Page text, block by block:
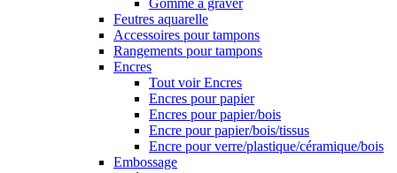
Gomme à graver
Feutres aquarelle
Accessoires pour tampons
Rangements pour tampons
Encres
Tout voir Encres
Encres pour papier
Encres pour papier/bois
Encre pour papier/bois/tissus
Encre pour verre/plastique/céramique/bois
Embossage